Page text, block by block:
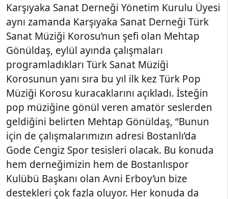
Karşıyaka Sanat Derneği Yönetim Kurulu Üyesi
aynı zamanda Karşıyaka Sanat Derneği Türk
Sanat Müziği Korosu’nun şefi olan Mehtap
Gönüldaş, eylül ayında çalışmaları
programladıkları Türk Sanat Müziği
Korosunun yanı sıra bu yıl ilk kez Türk Pop
Müziği Korosu kuracaklarını açıkladı. İsteğin
pop müziğine gönül veren amatör seslerden
geldiğini belirten Mehtap Gönüldaş, “Bunun
için de çalışmalarımızın adresi Bostanlı’da
Gode Cengiz Spor tesisleri olacak. Bu konuda
hem derneğimizin hem de Bostanlıspor
Kulübü Başkanı olan Avni Erboy’un bize
destekleri çok fazla oluyor. Her konuda da